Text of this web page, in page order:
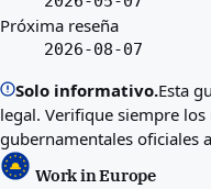
Próxima reseña
2026-08-07
Solo informativo.Esta
legal. Verifique siempre
gubernamentales oficiales
Work in Europe